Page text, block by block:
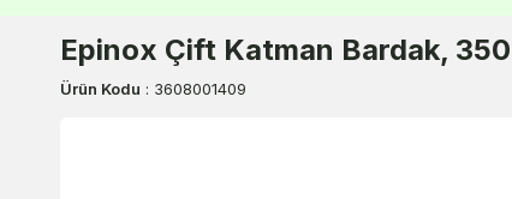
Epinox Çift Katman Bardak,
Ürün Kodu : 3608001409